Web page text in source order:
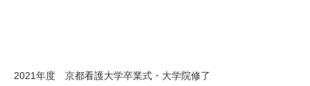
2021年度 京都看護大学卒業式・大学院修了